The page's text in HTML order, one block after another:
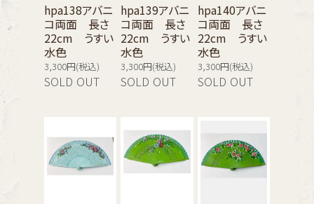
hpa138アバニ
コ両面 長さ
22cm うすい
水色
3,300円(税込)
SOLD OUT
hpa139アバニ
コ両面 長さ
22cm うすい
水色
3,300円(税込)
SOLD OUT
hpa140アバニ
コ両面 長さ
22cm うすい
水色
3,300円(税込)
SOLD OUT